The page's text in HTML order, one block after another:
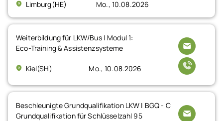
Limburg(HE) Mo., 10.08.2026
Weiterbildung für LKW/Bus | Modul 1:
Eco-Training & Assistenzsysteme
Kiel(SH) Mo., 10.08.2026
Beschleunigte Grundqualifikation LKW | BGQ - C
Grundqualifikation für Schlüsselzahl 95